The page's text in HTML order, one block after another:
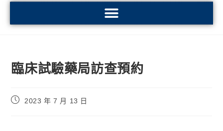
臨床試驗藥局訪查預約
2023 年 7 月 13 日